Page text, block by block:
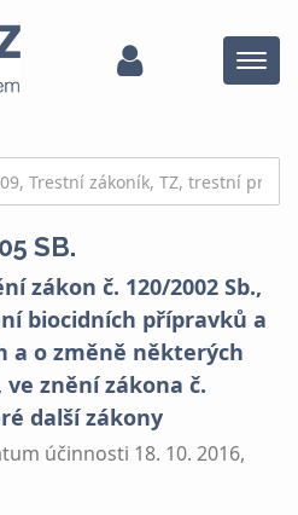
Menu
SB.
zákon č. 120/2002 Sb.,
biocidních přípravků a
a o změně některých
znění zákona č.
další zákony
účinnosti 18. 10. 2016,